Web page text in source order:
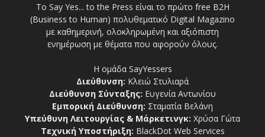
Το Say Yes... to the Press είναι το πρώτο free Β2Η
(Business to Human) πολυθεματικό Digital Magazino
με καθημερινή, ολοκληρωμένη και αξιόπιστη
ενημέρωση με θέματα που αφορούν όλους.
Η ομάδα SayYessers
Διεύθυνση: Κλειώ Στυλιαρά
Διεύθυνση Σύνταξης: Ευγενία Αντωνίου
Εμπορική Διεύθυνση: Σταματία Βελάνη
Υπεύθυνη Λειτουργίας & Μάρκετινγκ: Χρύσα Γώτα
Τεχνική Υποστήριξη: BlackDot Web Services